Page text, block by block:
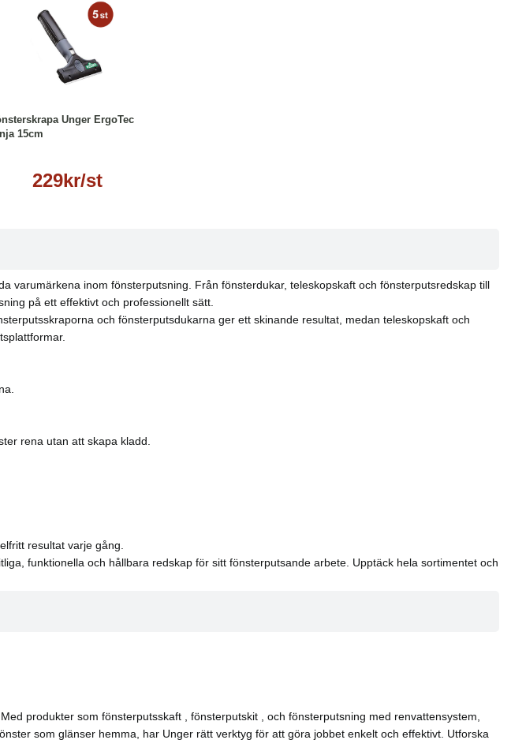
Unger ErgoTec
15cm
229kr/st
Läs mer
varumärkena inom fönsterputsning. Från fönsterdukar, teleskopskaft och fönsterputsredskap till
på ett effektivt och professionellt sätt.
och fönsterputsdukarna ger ett skinande resultat, medan teleskopskaft och
rena utan att skapa kladd.
resultat varje gång.
funktionella och hållbara redskap för sitt fönsterputsande arbete. Upptäck hela sortimentet och
produkter som fönsterputsskaft , fönsterputskit , och fönsterputsning med renvattensystem,
som glänser hemma, har Unger rätt verktyg för att göra jobbet enkelt och effektivt. Utforska